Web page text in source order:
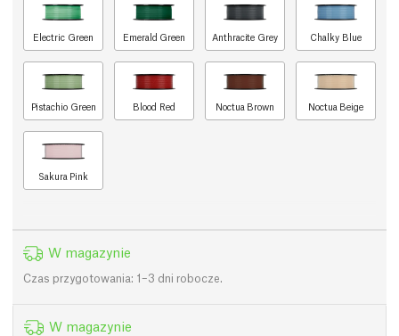
Electric Green Emerald Green Anthracite Grey Chalky Blue
Pistachio Green Blood Red Noctua Brown Noctua Beige
Sakura Pink
W magazynie
Czas przygotowania: 1–3 dni robocze.
W magazynie